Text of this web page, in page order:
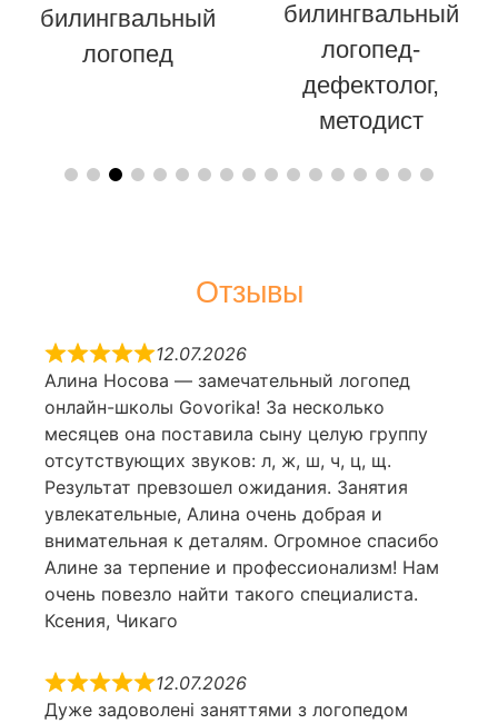
билингвальный
логопед
билингвальный
логопед-
дефектолог,
методист
Отзывы
12.07.2026
Алина Носова — замечательный логопед
онлайн-школы Govorika! За несколько
месяцев она поставила сыну целую группу
отсутствующих звуков: л, ж, ш, ч, ц, щ.
Результат превзошел ожидания. Занятия
увлекательные, Алина очень добрая и
внимательная к деталям. Огромное спасибо
Алине за терпение и профессионализм! Нам
очень повезло найти такого специалиста.
Ксения, Чикаго
12.07.2026
Дуже задоволені заняттями з логопедом